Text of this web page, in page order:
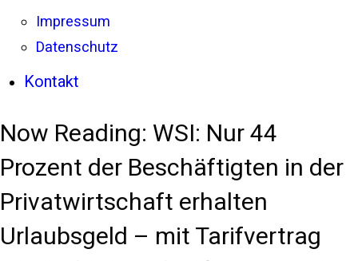
Impressum
Datenschutz
Kontakt
Now Reading: WSI: Nur 44
Prozent der Beschäftigten in der
Privatwirtschaft erhalten
Urlaubsgeld – mit Tarifvertrag